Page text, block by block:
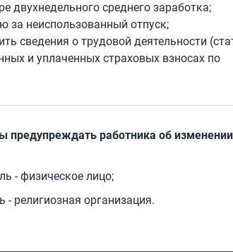
двухнедельного среднего заработка;
за неиспользованный отпуск;
сведения о трудовой деятельности
и уплаченных страховых взносах по
предупреждать работника об
- физическое лицо;
религиозная организация.